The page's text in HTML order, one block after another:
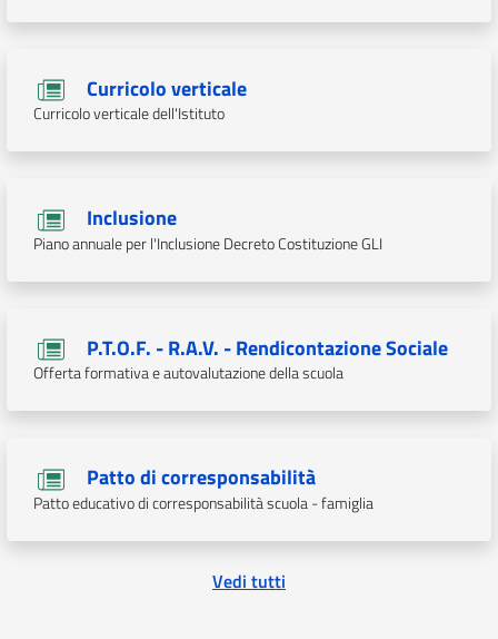
Curricolo verticale
Curricolo verticale dell'Istituto
Inclusione
Piano annuale per l'Inclusione Decreto Costituzione GLI
P.T.O.F. - R.A.V. - Rendicontazione Sociale
Offerta formativa e autovalutazione della scuola
Patto di corresponsabilità
Patto educativo di corresponsabilità scuola - famiglia
Vedi tutti